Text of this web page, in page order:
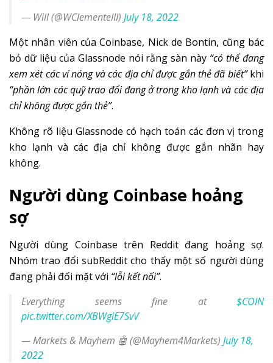
— Will (@WClementeIII) July 18, 2022
Một nhân viên của Coinbase, Nick de Bontin, cũng bác
bỏ dữ liệu của Glassnode nói rằng sàn này “có thể đang
xem xét các ví nóng và các địa chỉ được gắn thẻ đã biết”khi
“phần lớn các quỹ trao đổi đang ở trong kho lạnh và các địa
chỉ không được gắn thẻ”.
Không rõ liệu Glassnode có hạch toán các đơn vị trong
kho lạnh và các địa chỉ không được gắn nhãn hay
không.
Người dùng Coinbase hoảng
sợ
Người dùng Coinbase trên Reddit đang hoảng sợ.
Nhóm trao đổi subReddit cho thấy một số người dùng
đang phải đối mặt với “lỗi kết nối”.
Everything seems fine at $COIN
pic.twitter.com/XBWgiE7SvV
— Markets & Mayhem 🤖 (@Mayhem4Markets) July 18,
2022